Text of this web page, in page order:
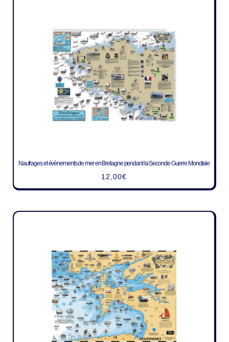
Naufrages et évènements de mer en Bretagne pendant la Seconde Guerre Mondiale
12,00€